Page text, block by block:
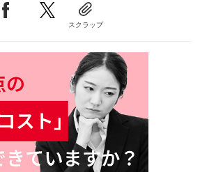
スクラップ